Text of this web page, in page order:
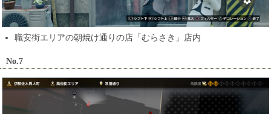
職安街エリアの朝焼け通りの店「むらさき」店内
No.7